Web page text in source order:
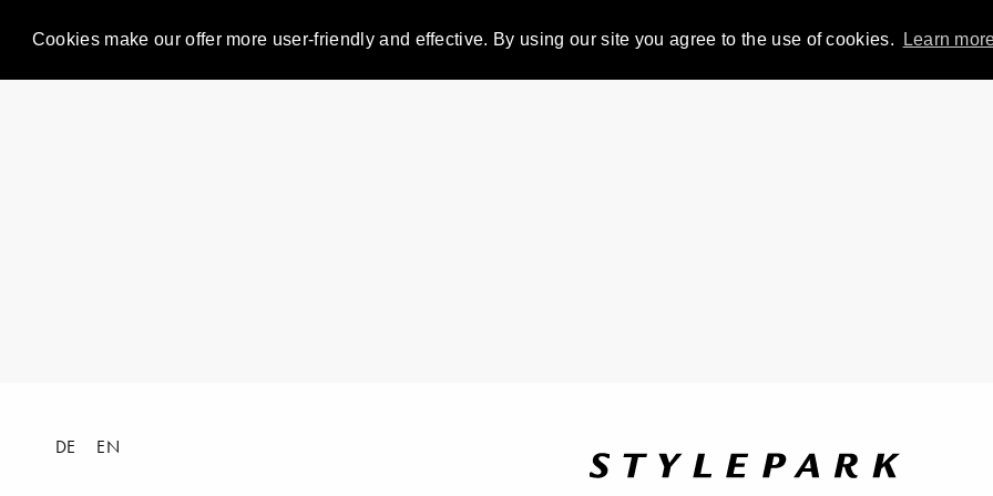
Cookies make our offer more user-friendly and effective. By using our site you agree to the use of cookies. Learn
DE EN